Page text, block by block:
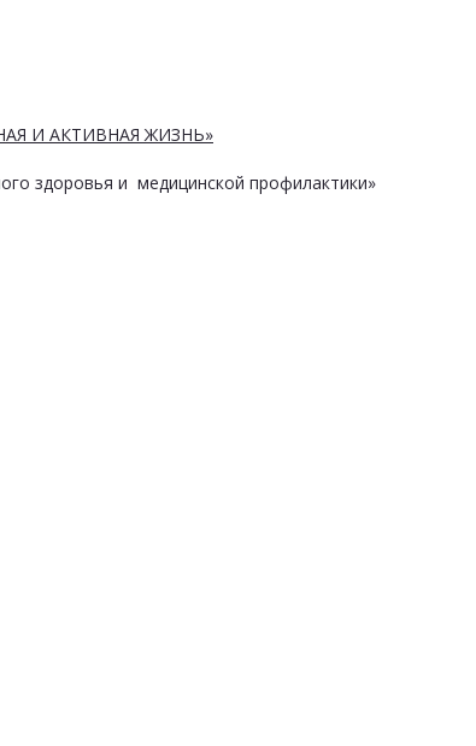
И АКТИВНАЯ ЖИЗНЬ»
здоровья и медицинской профилактики»